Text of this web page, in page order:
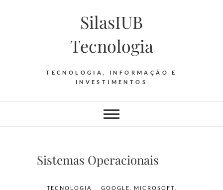
SilasIUB
Tecnologia
TECNOLOGIA, INFORMAÇÃO E
INVESTIMENTOS
Sistemas Operacionais
TECNOLOGIA GOOGLE MICROSOFT